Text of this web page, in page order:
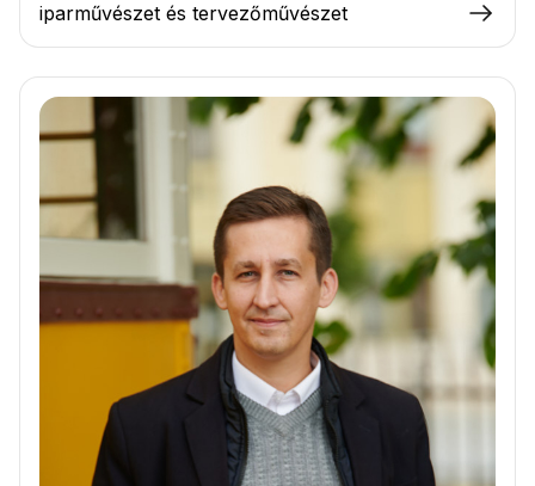
iparművészet és tervezőművészet